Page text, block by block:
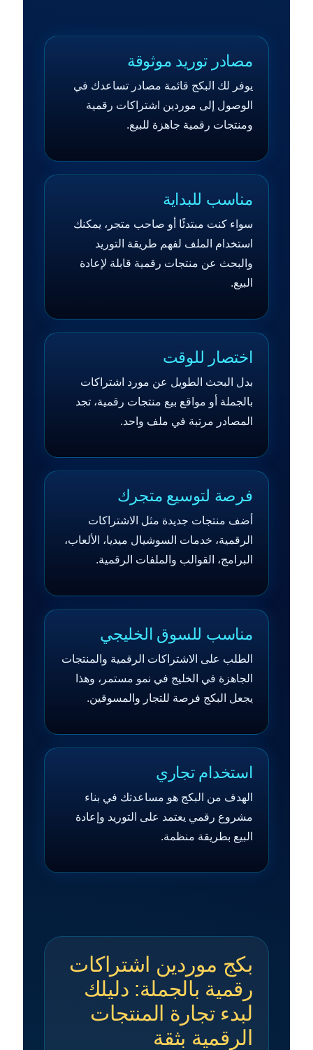
مصادر توريد موثوقة
يوفر لك البكج قائمة مصادر تساعدك في
الوصول إلى موردين اشتراكات رقمية
ومنتجات رقمية جاهزة للبيع.
مناسب للبداية
سواء كنت مبتدئًا أو صاحب متجر، يمكنك
استخدام الملف لفهم طريقة التوريد
والبحث عن منتجات رقمية قابلة لإعادة
البيع.
اختصار للوقت
بدل البحث الطويل عن مورد اشتراكات
بالجملة أو مواقع بيع منتجات رقمية، تجد
المصادر مرتبة في ملف واحد.
فرصة لتوسيع متجرك
أضف منتجات جديدة مثل الاشتراكات
الرقمية، خدمات السوشيال ميديا، الألعاب،
البرامج، القوالب والملفات الرقمية.
مناسب للسوق الخليجي
الطلب على الاشتراكات الرقمية والمنتجات
الجاهزة في الخليج في نمو مستمر، وهذا
يجعل البكج فرصة للتجار والمسوقين.
استخدام تجاري
الهدف من البكج هو مساعدتك في بناء
مشروع رقمي يعتمد على التوريد وإعادة
البيع بطريقة منظمة.
بكج موردين اشتراكات
رقمية بالجملة: دليلك
لبدء تجارة المنتجات
الرقمية بثقة